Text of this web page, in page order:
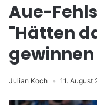
Aue-
"Hätten
Julian Koch 11. August